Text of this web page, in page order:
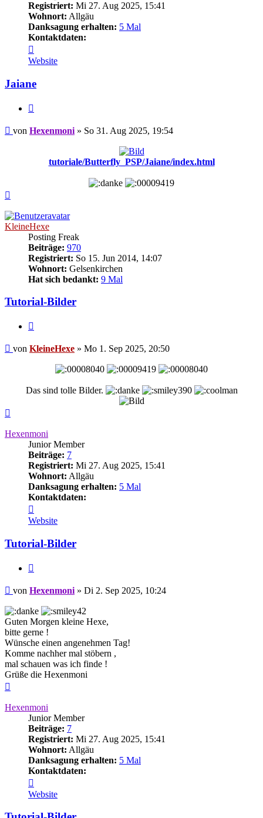
Registriert: Mi 27. Aug 2025, 15:41
Wohnort: Allgäu
Danksagung erhalten: 5 Mal
Kontaktdaten:
von
Hexenmoni
Website
Jaiane
Beitrag
von Hexenmoni » So 31. Aug 2025, 19:54
tutoriale/Butterfly_PSP/Jaiane/index.html
KleineHexe
Posting Freak
Beiträge: 970
Registriert: So 15. Jun 2014, 14:07
Wohnort: Gelsenkirchen
Hat sich bedankt: 9 Mal
Tutorial-Bilder
Beitrag
von KleineHexe » Mo 1. Sep 2025, 20:50
Das sind tolle Bilder.
Hexenmoni
Junior Member
Beiträge: 7
Registriert: Mi 27. Aug 2025, 15:41
Wohnort: Allgäu
Danksagung erhalten: 5 Mal
Kontaktdaten:
von
Hexenmoni
Website
Tutorial-Bilder
Beitrag
von Hexenmoni » Di 2. Sep 2025, 10:24
Guten Morgen kleine Hexe,
bitte gerne !
Wünsche einen angenehmen Tag!
Komme nachher mal stöbern ,
mal schauen was ich finde !
Grüße die Hexenmoni
Hexenmoni
Junior Member
Beiträge: 7
Registriert: Mi 27. Aug 2025, 15:41
Wohnort: Allgäu
Danksagung erhalten: 5 Mal
Kontaktdaten:
von
Hexenmoni
Website